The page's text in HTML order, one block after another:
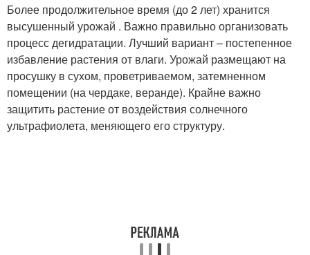
Более продолжительное время (до 2 лет) хранится
высушенный урожай . Важно правильно организовать
процесс дегидратации. Лучший вариант – постепенное
избавление растения от влаги. Урожай размещают на
просушку в сухом, проветриваемом, затемненном
помещении (на чердаке, веранде). Крайне важно
защитить растение от воздействия солнечного
ультрафиолета, меняющего его структуру.